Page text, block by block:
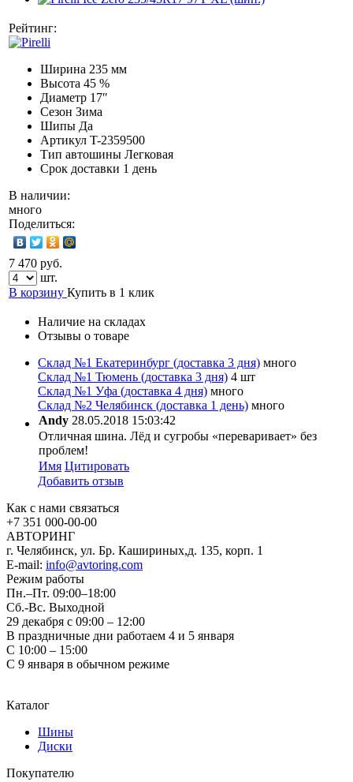
Рейтинг:
Ширина 235 мм
Высота 45 %
Диаметр 17″
Сезон Зима
Шипы Да
Артикул T-2359500
Тип автошины Легковая
Срок доставки 1 день
В наличии:
много
Поделиться:
7 470 руб.
шт.
В корзину Купить в 1 клик
Наличие на складах
Отзывы о товаре
Склад №1 Екатеринбург (доставка 3 дня) много
Склад №1 Тюмень (доставка 3 дня) 4 шт
Склад №1 Уфа (доставка 4 дня) много
Склад №2 Челябинск (доставка 1 день) много
Andy 28.05.2018 15:03:42
Отличная шина. Лёд и сугробы «переваривает» без
проблем!
Имя Цитировать
Добавить отзыв
Как с нами связаться
+7 351 000-00-00
АВТОРИНГ
г. Челябинск, ул. Бр. Кашириных,д. 135, корп. 1
E-mail: info@avtoring.com
Режим работы
Пн.–Пт. 09:00–18:00
Сб.-Вс. Выходной
29 декабря с 09:00 – 12:00
В праздничные дни работаем 4 и 5 января
С 10:00 – 15:00
С 9 января в обычном режиме
Каталог
Шины
Диски
Покупателю